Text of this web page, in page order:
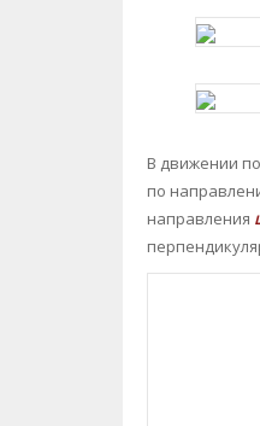
В движении
по
направления